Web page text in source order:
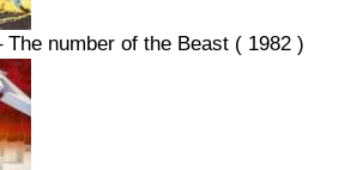
The number of the Beast ( 1982 )